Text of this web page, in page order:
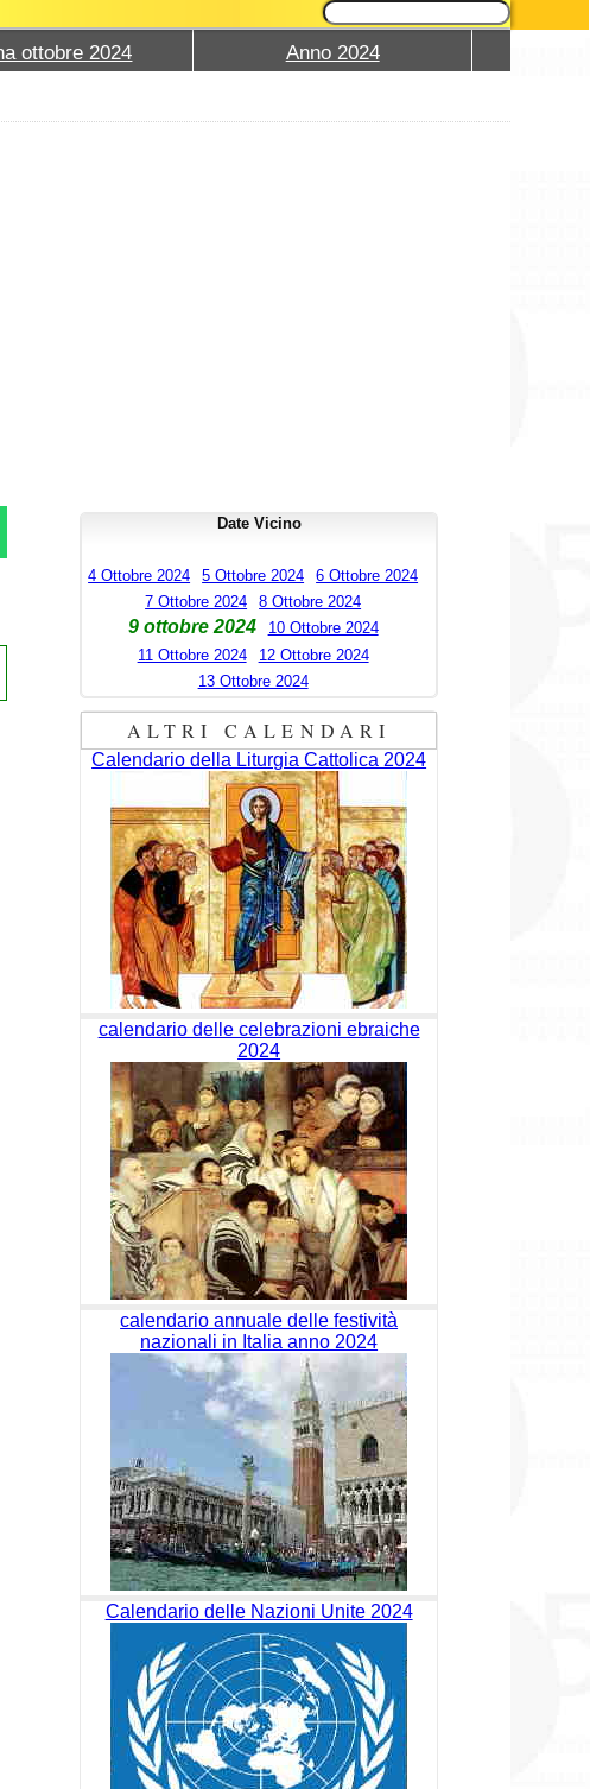
ottobre 2024 Anno 2024
Date Vicino
4 Ottobre 2024 5 Ottobre 2024
6 Ottobre 2024
7 Ottobre 2024
8 Ottobre 2024
9 ottobre 2024
10 Ottobre 2024
11 Ottobre 2024
12 Ottobre 2024
13 Ottobre 2024
ALTRI CALENDARI
Calendario della Liturgia Cattolica 2024
calendario delle celebrazioni ebraiche
2024
calendario annuale delle festività
nazionali in Italia anno 2024
Calendario delle Nazioni Unite 2024